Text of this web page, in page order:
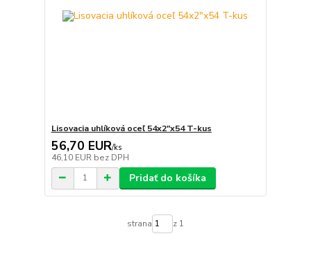
Lisovacia uhlíková oceľ 54x2"x54 T-kus
56,70 EUR/ks
46,10 EUR bez DPH
Pridať do košíka
strana z 1